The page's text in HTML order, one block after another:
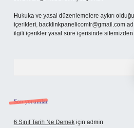
Hukuka ve yasal düzenlemelere aykırı
içerikleri, backlinkpanelicomtr@gmail.com
ilgili içerikler yasal süre içerisinde sitemizden
Son yorumlar
6 Sınıf Tarih Ne Demek için admin